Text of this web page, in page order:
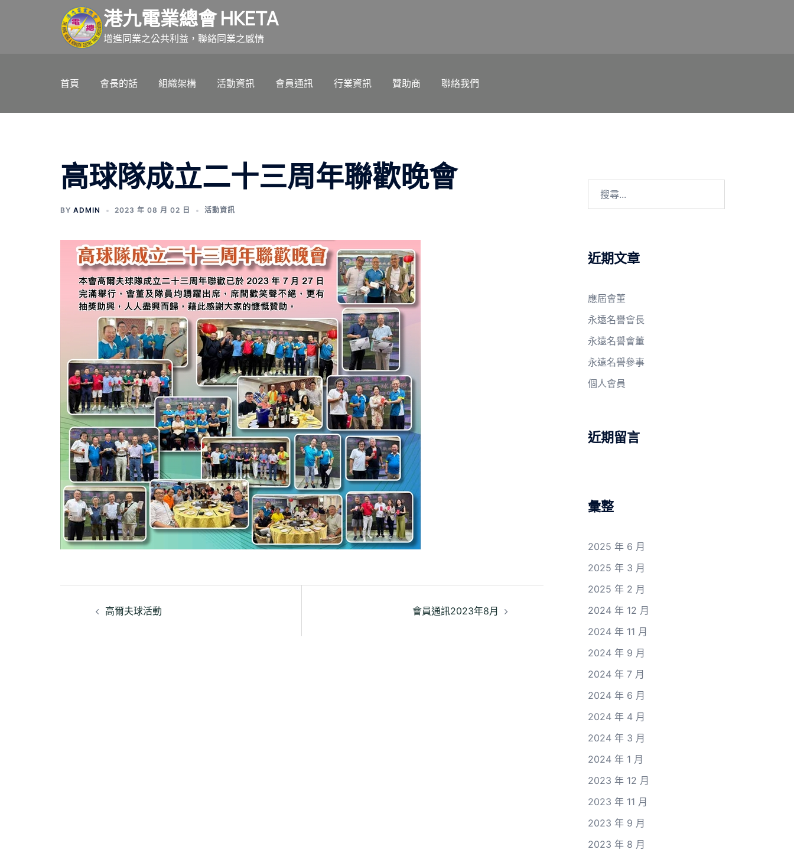
港九電業總會 HKETA
增進同業之公共利益，聯絡同業之感情
首頁 會長的話 組織架構 活動資訊 會員通訊 行業資訊 贊助商 聯絡我們
高球隊成立二十三周年聯歡晚會
BY ADMIN 2023 年 08 月 02 日 活動資訊
文 高爾夫球活動 會員通訊2023年8月
字:
近期文章
應屆會董
永遠名譽會長
永遠名譽會董
永遠名譽參事
個人會員
近期留言
彙整
2025 年 6 月
2025 年 3 月
2025 年 2 月
2024 年 12 月
2024 年 11 月
2024 年 9 月
2024 年 7 月
2024 年 6 月
2024 年 4 月
2024 年 3 月
2024 年 1 月
2023 年 12 月
2023 年 11 月
2023 年 9 月
2023 年 8 月